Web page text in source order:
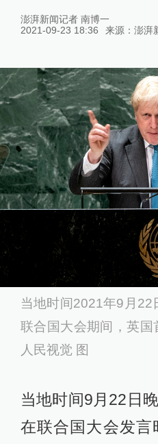
澎湃新闻记者 南博一
2021-09-23 18:36
来源： 澎湃
当地时间2021年9月22
联合国大会期间，英国
人民视觉 图
当地时间9月22日
在联合国大会发言